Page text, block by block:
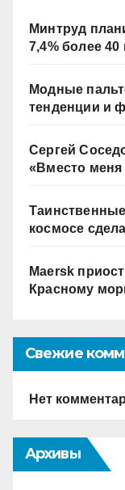
Минтруд
7,4% более
Модные
тенденции и
Сергей
«Вместо меня
космосе
Maersk
Красному
Свежие
Нет
Архивы